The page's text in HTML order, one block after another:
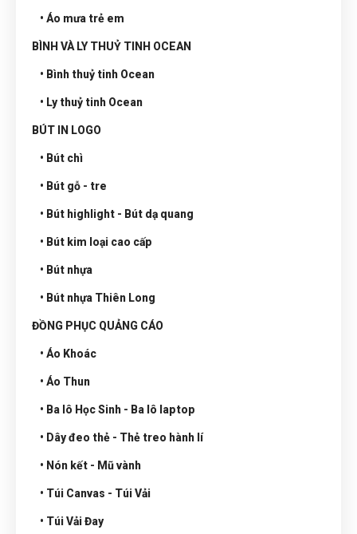
• Áo mưa trẻ em
BÌNH VÀ LY THUỶ TINH OCEAN
• Bình thuỷ tinh Ocean
• Ly thuỷ tinh Ocean
BÚT IN LOGO
• Bút chì
• Bút gỗ - tre
• Bút highlight - Bút dạ quang
• Bút kim loại cao cấp
• Bút nhựa
• Bút nhựa Thiên Long
ĐỒNG PHỤC QUẢNG CÁO
• Áo Khoác
• Áo Thun
• Ba lô Học Sinh - Ba lô laptop
• Dây đeo thẻ - Thẻ treo hành lí
• Nón kết - Mũ vành
• Túi Canvas - Túi Vải
• Túi Vải Đay